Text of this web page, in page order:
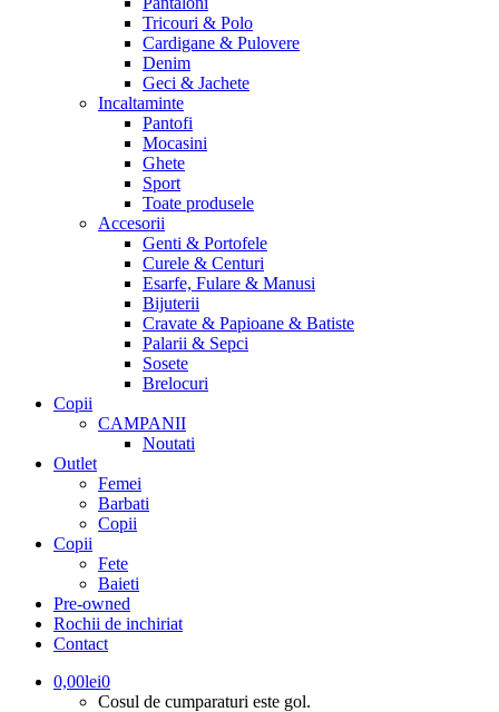
Tricouri & Polo
Cardigane & Pulovere
Denim
Geci & Jachete
Incaltaminte
Pantofi
Mocasini
Ghete
Sport
Toate produsele
Accesorii
Genti & Portofele
Curele & Centuri
Esarfe, Fulare & Manusi
Bijuterii
Cravate & Papioane & Batiste
Palarii & Sepci
Sosete
Brelocuri
Copii
CAMPANII
Noutati
Outlet
Femei
Barbati
Copii
Copii
Fete
Baieti
Pre-owned
Rochii de inchiriat
Contact
0,00lei0
Cosul de cumparaturi este gol.